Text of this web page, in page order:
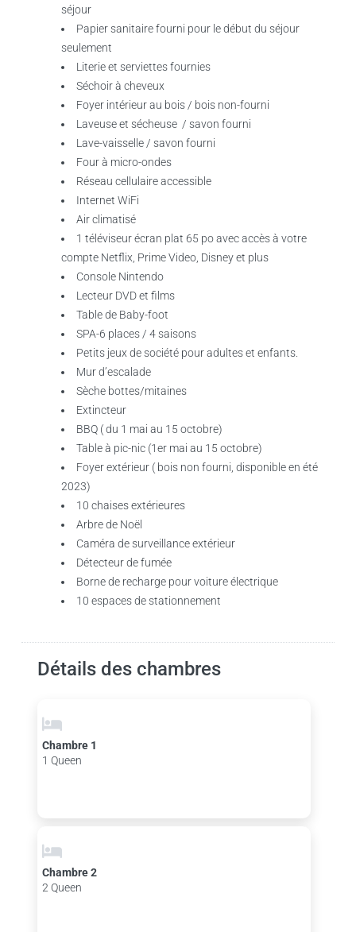
séjour
Papier sanitaire fourni pour le début du séjour
seulement
Literie et serviettes fournies
Séchoir à cheveux
Foyer intérieur au bois / bois non-fourni
Laveuse et sécheuse / savon fourni
Lave-vaisselle / savon fourni
Four à micro-ondes
Réseau cellulaire accessible
Internet WiFi
Air climatisé
1 téléviseur écran plat 65 po avec accès à votre
compte Netflix, Prime Video, Disney et plus
Console Nintendo
Lecteur DVD et films
Table de Baby-foot
SPA-6 places / 4 saisons
Petits jeux de société pour adultes et enfants.
Mur d’escalade
Sèche bottes/mitaines
Extincteur
BBQ ( du 1 mai au 15 octobre)
Table à pic-nic (1er mai au 15 octobre)
Foyer extérieur ( bois non fourni, disponible en été
2023)
10 chaises extérieures
Arbre de Noël
Caméra de surveillance extérieur
Détecteur de fumée
Borne de recharge pour voiture électrique
10 espaces de stationnement
Détails des chambres
Chambre 1
1 Queen
Chambre 2
2 Queen